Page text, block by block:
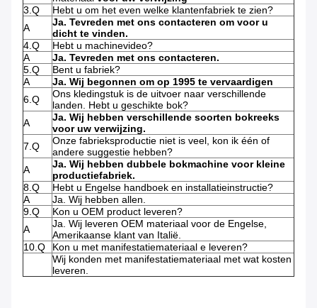
3.Q
Hebt u om het even welke klantenfabriek te zien?
A
Ja. Tevreden met ons contacteren om voor u
dicht te vinden.
4.Q
Hebt u machinevideo?
A
Ja. Tevreden met ons contacteren.
5.Q
Bent u fabriek?
A
Ja. Wij begonnen om op 1995 te vervaardigen
6.Q
Ons kledingstuk is de uitvoer naar verschillende
landen. Hebt u geschikte bok?
A
Ja. Wij hebben verschillende soorten bokreeks
voor uw verwijzing.
7.Q
Onze fabrieksproductie niet is veel, kon ik één of
andere suggestie hebben?
A
Ja. Wij hebben dubbele bokmachine voor kleine
productiefabriek.
8.Q
Hebt u Engelse handboek en installatieinstructie?
A
Ja. Wij hebben allen.
9.Q
Kon u OEM product leveren?
A
Ja. Wij leveren OEM materiaal voor de Engelse,
Amerikaanse klant van Italië.
10.Q
Kon u met manifestatiemateriaal e leveren?
Wij konden met manifestatiemateriaal met wat kosten
leveren.